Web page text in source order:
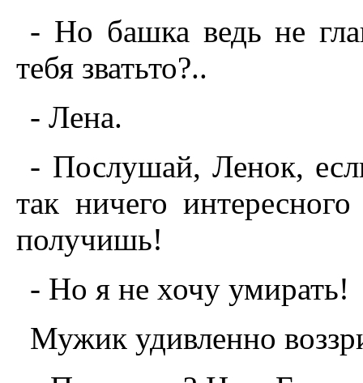
- Hо башка ведь не
тебя зватьто?..
- Лена.
- Послушай, Ленок,
так ничего
получишь!
- Hо я не хочу умирать!
Мужик удивленно